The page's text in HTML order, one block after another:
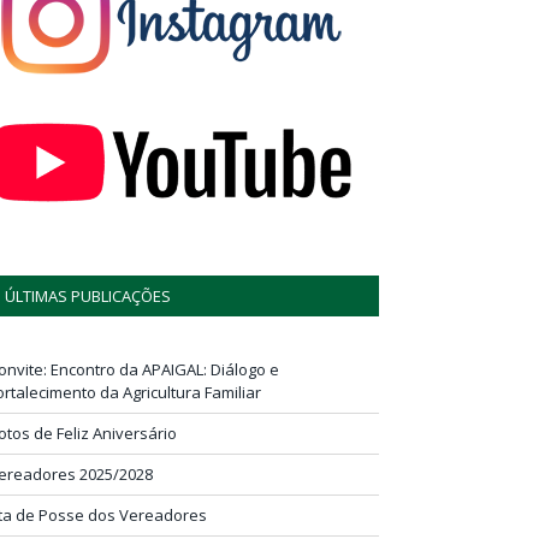
ÚLTIMAS PUBLICAÇÕES
Encontro da APAIGAL: Diálogo e
da Agricultura Familiar
de Feliz Aniversário
2025/2028
de Posse dos Vereadores